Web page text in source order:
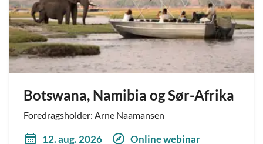
Botswana, Namibia og Sør-Afrika
Foredragsholder: Arne Naamansen
12. aug. 2026 Online webinar